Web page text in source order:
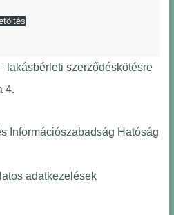
lakásbérleti szerződéskötésre
4.
Információszabadság Hatóság
adatkezelések